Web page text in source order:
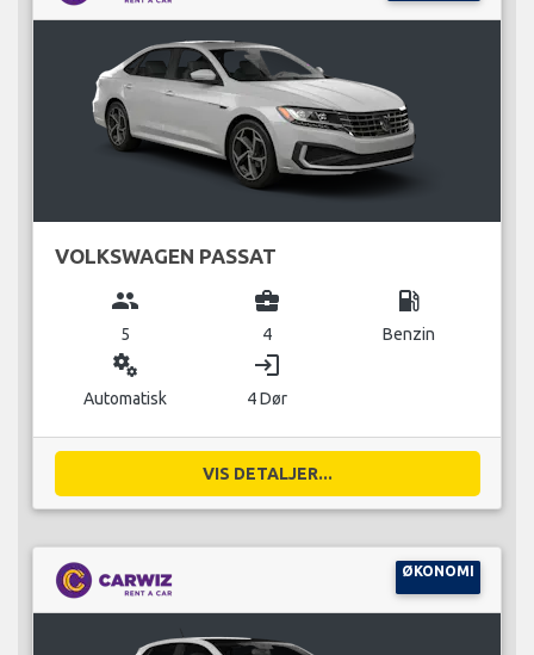
VOLKSWAGEN PASSAT
group
5
business_center
4
local_gas_station
Benzin
miscellaneous_services
Automatisk
login
4 Dør
VIS DETALJER...
ØKONOMI